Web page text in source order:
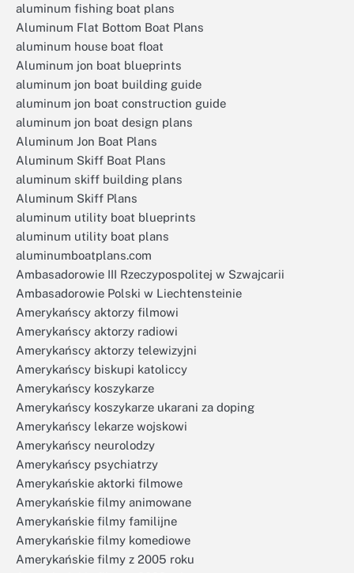
aluminum fishing boat plans
Aluminum Flat Bottom Boat Plans
aluminum house boat float
Aluminum jon boat blueprints
aluminum jon boat building guide
aluminum jon boat construction guide
aluminum jon boat design plans
Aluminum Jon Boat Plans
Aluminum Skiff Boat Plans
aluminum skiff building plans
Aluminum Skiff Plans
aluminum utility boat blueprints
aluminum utility boat plans
aluminumboatplans.com
Ambasadorowie III Rzeczypospolitej w Szwajcarii
Ambasadorowie Polski w Liechtensteinie
Amerykańscy aktorzy filmowi
Amerykańscy aktorzy radiowi
Amerykańscy aktorzy telewizyjni
Amerykańscy biskupi katoliccy
Amerykańscy koszykarze
Amerykańscy koszykarze ukarani za doping
Amerykańscy lekarze wojskowi
Amerykańscy neurolodzy
Amerykańscy psychiatrzy
Amerykańskie aktorki filmowe
Amerykańskie filmy animowane
Amerykańskie filmy familijne
Amerykańskie filmy komediowe
Amerykańskie filmy z 2005 roku